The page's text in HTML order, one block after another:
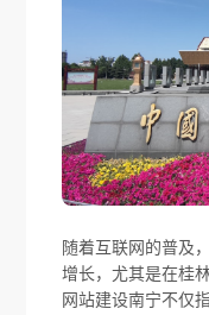
随着互联网的普及
增长，尤其是在桂
网站建设南宁不仅